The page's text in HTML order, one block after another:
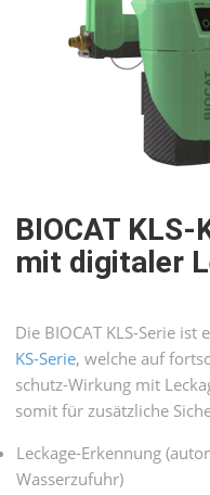
BIOCAT
mit digitaler
Die BIOCAT KLS-Serie
KS-Serie, welche auf
schutz-Wirkung mit
somit für zusätz­liche
Leckage-Erkennung
Wasserzufuhr)